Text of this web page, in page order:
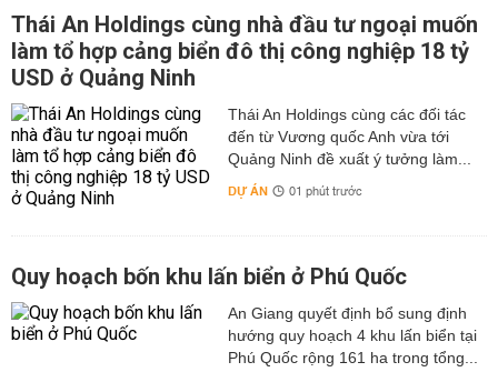
lai. Một số đặc điểm:
Gửi tiền định kỳ theo tháng với số tiền linh hoạt.
Hỗ trợ tích lũy dài hạn với lãi suất hấp dẫn.
Dễ dàng rút vốn khi cần mà vẫn bảo toàn lợi ích.
4. Tiết Kiệm Linh Hoạt
Tiết kiệm linh hoạt cho phép khách hàng chủ động trong
việc quản lý tài chính:
Có thể rút một phần tiền mà vẫn hưởng lãi suất cao trên
số tiền còn lại.
Phù hợp với khách hàng cần nguồn tài chính linh động
nhưng vẫn muốn sinh lời từ khoản tiền gửi.
Để biết chính xác mức lãi suất áp dụng tại thời điểm hiện
tại, khách hàng nên truy cập website chính thức của
HDBank hoặc liên hệ trực tiếp với ngân hàng. Các Sản
Thái An Holdings cùng nhà đầu tư ngoại muốn
làm tổ hợp cảng biển đô thị công nghiệp 18 tỷ
USD ở Quảng Ninh
Thái An Holdings cùng các đối tác
đến từ Vương quốc Anh vừa tới
Quảng Ninh đề xuất ý tưởng làm...
DỰ ÁN 01 phút trước
Quy hoạch bốn khu lấn biển ở Phú Quốc
An Giang quyết định bổ sung định
hướng quy hoạch 4 khu lấn biển tại
Phú Quốc rộng 161 ha trong tổng...